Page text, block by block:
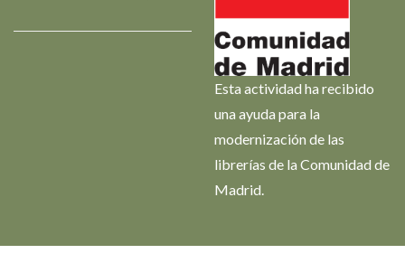
Esta actividad ha recibido
una ayuda para la
modernización de las
librerías de la Comunidad de
Madrid.